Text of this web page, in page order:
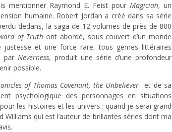
mentionner Raymond E. Feist pour Magician, un
humaine. Robert Jordan a créé dans sa série
dedans, la saga de 12 volumes de près de 800
of Truth ont abordé, sous couvert d’un monde
justesse et une force rare, tous genres littéraires
par Neverness, produit une série d’une profondeur
possible.
of Thomas Covenant, the Unbeliever et de sa
psychologique des personnages en situations
les histoires et les univers : quand je serai grand
qui est l’auteur de brillantes séries dont ma